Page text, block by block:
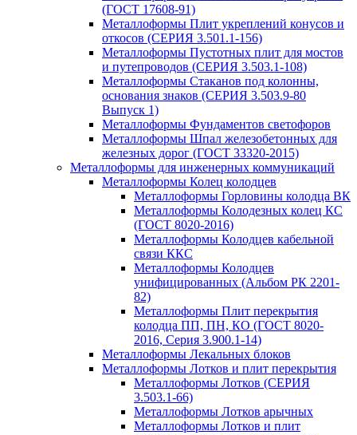
(ГОСТ 17608-91)
Металлоформы Плит укреплений конусов и
откосов (СЕРИЯ 3.501.1-156)
Металлоформы Пустотных плит для мостов
и путепроводов (СЕРИЯ 3.503.1-108)
Металлоформы Стаканов под колонны,
основания знаков (СЕРИЯ 3.503.9-80
Выпуск 1)
Металлоформы Фундаментов светофоров
Металлоформы Шпал железобетонных для
железных дорог (ГОСТ 33320-2015)
Металлоформы для инженерных коммуникаций
Металлоформы Колец колодцев
Металлоформы Горловины колодца ВК
Металлоформы Колодезных колец КС
(ГОСТ 8020-2016)
Металлоформы Колодцев кабельной
связи ККС
Металлоформы Колодцев
унифицированных (Альбом РК 2201-
82)
Металлоформы Плит перекрытия
колодца ПП, ПН, КО (ГОСТ 8020-
2016, Серия 3.900.1-14)
Металлоформы Лекальных блоков
Металлоформы Лотков и плит перекрытия
Металлоформы Лотков (СЕРИЯ
3.503.1-66)
Металлоформы Лотков арычных
Металлоформы Лотков и плит